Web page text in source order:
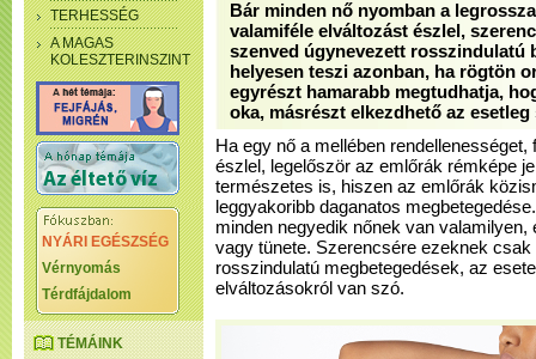
TERHESSÉG
A MAGAS
KOLESZTERINSZINT
NYÁRI EGÉSZSÉG
Vérnyomás
Térdfájdalom
TÉMÁINK
Bár minden nő nyomban a
valamiféle elváltozást észlel,
szenved úgynevezett rosszindulatú
helyesen teszi azonban, ha rögtön
egyrészt hamarabb megtudhatja,
oka, másrészt elkezdhető az
Ha egy nő a mellében
észlel, legelőször az emlőrák rémképe
természetes is, hiszen az emlőrák
leggyakoribb daganatos
minden negyedik nőnek van
vagy tünete. Szerencsére ezeknek
rosszindulatú megbetegedések, az
elváltozásokról van szó.